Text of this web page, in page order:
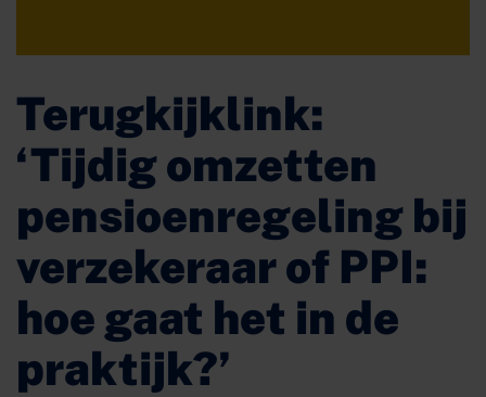
Terugkijklink:
‘Tijdig omzetten
pensioenregeling bij
verzekeraar of PPI:
hoe gaat het in de
praktijk?’